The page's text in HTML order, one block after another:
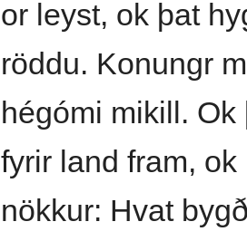
or leyst, ok þat
röddu. Konungr
hégómi mikill.
fyrir land fram,
nökkur: Hvat